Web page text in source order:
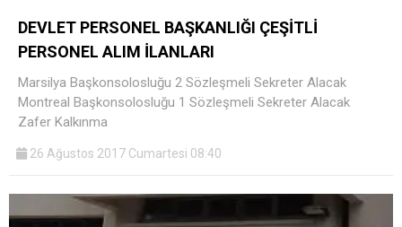
DEVLET PERSONEL BAŞKANLIĞI ÇEŞİTLİ
PERSONEL ALIM İLANLARI
Marsilya Başkonsolosluğu 2 Sözleşmeli Sekreter Alacak
Montreal Başkonsolosluğu 1 Sözleşmeli Sekreter Alacak
Zafer Kalkınma
26 Ağustos 2017 Cumartesi 08:40